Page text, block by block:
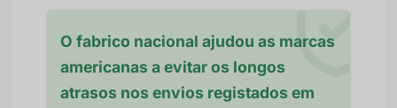
O fabrico nacional ajudou as marcas
americanas a evitar os longos
atrasos nos envios registados em